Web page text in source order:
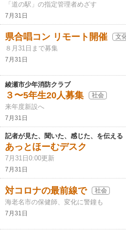
「道の駅」の指定管理者めざす
7月31日
県合唱コン リモート開催 文
８月31日まで募集
7月31日
綾瀬市少年消防クラブ
３〜5年生20人募集 社会
来年度新設へ
7月31日
記者が見た、聞いた、感じた、を伝える
あっとほーむデスク
7月31日0:00更新
7月31日
対コロナの最前線で 社会
海老名市の保健師、変化に警鐘も
7月31日